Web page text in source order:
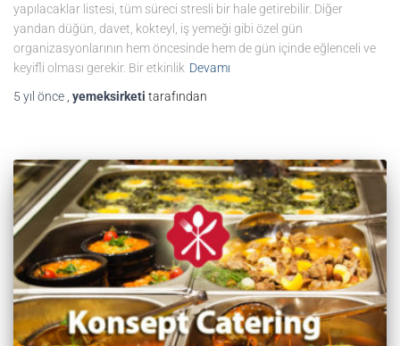
yapılacaklar listesi, tüm süreci stresli bir hale getirebilir. Diğer
yandan düğün, davet, kokteyl, iş yemeği gibi özel gün
organizasyonlarının hem öncesinde hem de gün içinde eğlenceli ve
keyifli olması gerekir. Bir etkinlik Devamı
5 yıl önce yemeksirketi tarafından